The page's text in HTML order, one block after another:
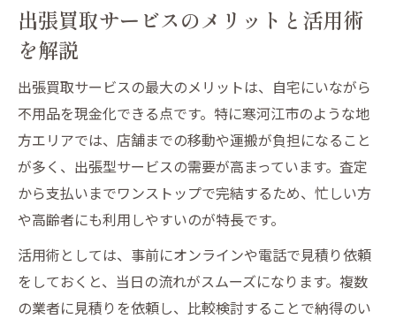
出張買取サービスのメリットと活用術
を解説
出張買取サービスの最大のメリットは、自宅にいながら
不用品を現金化できる点です。特に寒河江市のような地
方エリアでは、店舗までの移動や運搬が負担になること
が多く、出張型サービスの需要が高まっています。査定
から支払いまでワンストップで完結するため、忙しい方
や高齢者にも利用しやすいのが特長です。
活用術としては、事前にオンラインや電話で見積り依頼
をしておくと、当日の流れがスムーズになります。複数
の業者に見積りを依頼し、比較検討することで納得のい